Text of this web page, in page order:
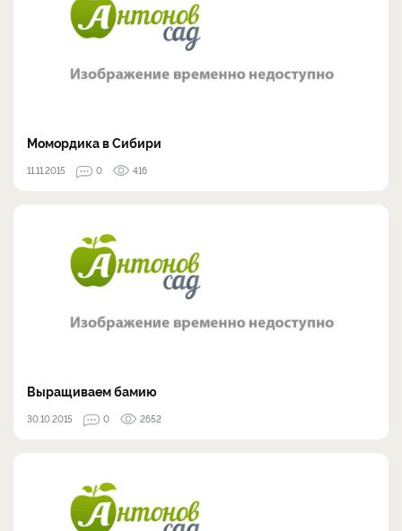
Момордика в Сибири
11.11.2015 0 416
Выращиваем бамию
30.10.2015 0 2652